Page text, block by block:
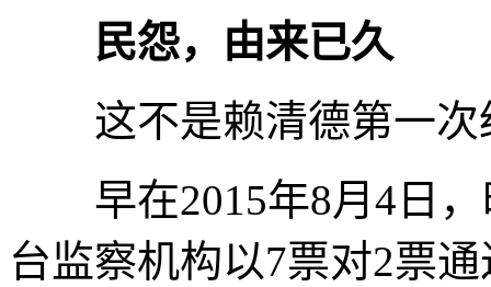
民怨，由来已久
这不是赖清德第一次
早在2015年8月4日，
台监察机构以7票对2票